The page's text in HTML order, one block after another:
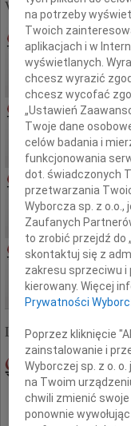
Wyróżnione
ANDRZEJ KŁOSIŃSKI
Z głębokim żalem
Andrzej Kłosiński
JÓZEFA MARCINIAK
Z żalem zawiadamiamy,
ocalała z ludobójstwa
WANDA MILAN
Z głębokim żalem
sierpnia 2026 roku (środa)
06.08.2026GDAŃSK
Drogi Piotrze Koleżanki i
i żalu po śmierci Twojego
Liczba znalezionych
ZBIGNIEW ZAPASIEWICZ
Z wielkim smutkiem i
Człowiek, wybitny aktor,
na potrzeby
Twoich
aplikacjach i w
wyświetlanych.
chcesz wyrazić
chcesz wycofać
„Ustawień
Twoje dane
celów badania i
funkcjonowania
dot. świadczonych
przetwarzania
Wyborcza sp. z o.o.,
Zaufanych
to zrobić przejdź do
skontaktuj się z
zakresu sprzeciwu
kierowany. Więcej
Prywatności
Poprzez kliknięcie
zainstalowanie i
Wyborczej sp. z o.
na Twoim
chwili zmienić
ponownie